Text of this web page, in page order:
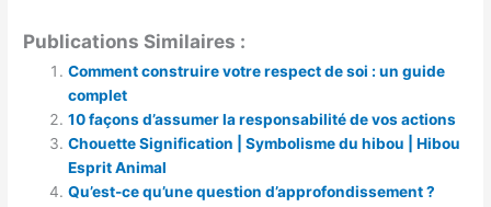
Publications Similaires :
Comment construire votre respect de soi : un guide
complet
10 façons d’assumer la responsabilité de vos actions
Chouette Signification | Symbolisme du hibou | Hibou
Esprit Animal
Qu’est-ce qu’une question d’approfondissement ?